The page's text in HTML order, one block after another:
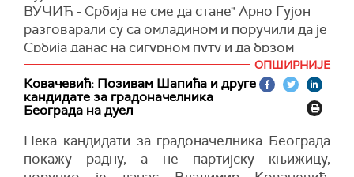
грађане да су предстојећи избори 17.
децембра уствари наставак избора од 24.
септембра 2000. године, и на којима опет на
другој страни имамо ДОС, и нагласио да "треба
завршити са њима на изборима".
Социјалистичка партија Србије очекује да ће
на изборима, показати да је важан и
одговоран носилац политичког живота Србије
Он је позвао и друге грађане који негују исте
вредности да подрже ову коалицију.
ВУЧИЋ - Србија не сме да стане" Арно Гујон
разговарали су са омладином и поручили да је
Србија данас на сигурном путу и да брзом
пругом иде у будућност.
Вујовић је захвалила младима на подршци и
разумевању које су имали у претходним
"Хвала вам што сте нам били ослонац да
заједно јачамо Србију. Морамо још да радимо,
ОПШИРНИЈЕ
Ковачевић: Позивам Шапића и друге
кандидате за градоначелника
Београда на дуел
Нека кандидати за градоначелника Београда
покажу радну, а не партијску књижицу,